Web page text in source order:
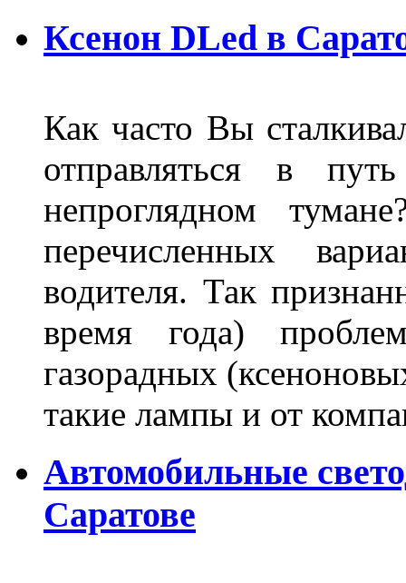
Ксенон DLed в
Как часто Вы
отправляться в
непроглядном
перечисленных
водителя. Так
время года)
газорадных
такие лампы и от
Автомобильные
Саратове